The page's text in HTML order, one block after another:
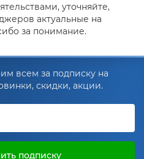
уточняйте,
актуальные на
за понимание.
всем за подписку на
скидки, акции.
подписку